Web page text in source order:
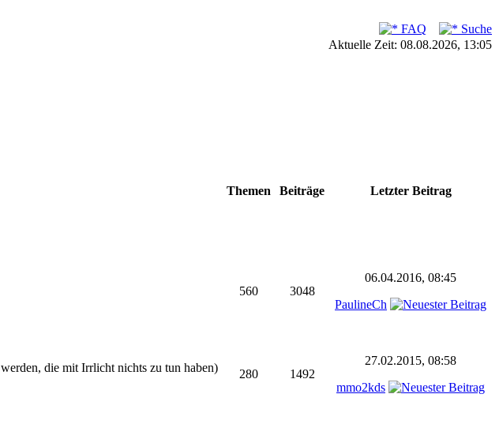
FAQ
Suche
Aktuelle Zeit: 08.08.2026, 13:05
Themen Beiträge Letzter Beitrag
560 3048
06.04.2016, 08:45
PaulineCh
die mit Irrlicht nichts zu tun haben)
280 1492
27.02.2015, 08:58
mmo2kds